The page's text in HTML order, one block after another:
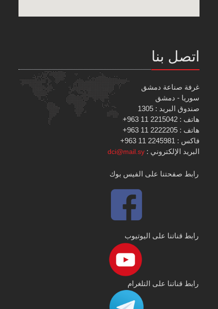
اتصل بنا
غرفة صناعة دمشق
سوريا - دمشق
صندوق البريد : 1305
هاتف : 2215042 11 963+
هاتف : 2222205 11 963+
فاكس : 2245981 11 963+
البريد الإلكتروني :dci@mail.sy
رابط صفحتنا على الفيس بوك
رابط قناتنا على اليوتيوب
رابط قناتنا على التلغرام